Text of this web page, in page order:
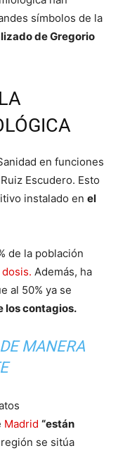
símbolos de la
de Gregorio
en funciones
Escudero. Esto
instalado en el
de la población
Además, ha
al 50% ya se
los contagios.
MANERA
Madrid “están
región se sitúa